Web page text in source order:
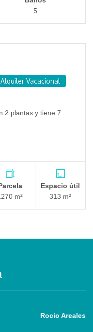
5
Alquiler Vacacional
2 plantas y tiene 7
m²
Espacio útil
313 m²
Rocio Areales